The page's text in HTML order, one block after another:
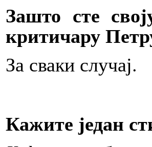
Зашто сте
критичару
За сваки случај.
Кажите један